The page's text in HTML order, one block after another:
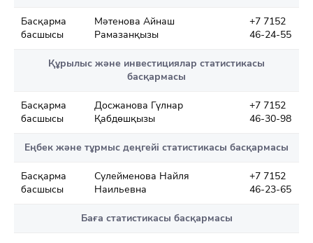
Басқарма
басшысы
Мәтенова Айнаш
Рамазанқызы
+7 7152
46-24-55
Құрылыс және инвестициялар статистикасы
басқармасы
Басқарма
басшысы
Досжанова Гүлнар
Қабдөшқызы
+7 7152
46-30-98
Еңбек және тұрмыс деңгейі статистикасы басқармасы
Басқарма
басшысы
Сулейменова Найля
Наильевна
+7 7152
46-23-65
Баға статистикасы басқармасы